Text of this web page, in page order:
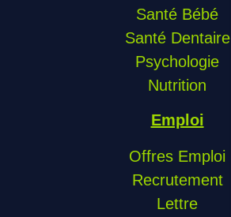
Santé Bébé
Santé Dentaire
Psychologie
Nutrition
Emploi
Offres Emploi
Recrutement
Lettre